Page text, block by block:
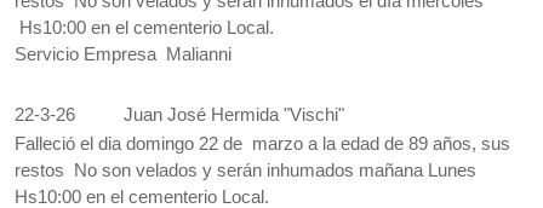
Hs10:00 en el cementerio Local.
Servicio Empresa Malianni
22-3-26
Juan José Hermida "Vischi"
Falleció el dia domingo 22 de marzo a la edad de 89 años, sus
restos No son velados y serán inhumados mañana Lunes
Hs10:00 en el cementerio Local.